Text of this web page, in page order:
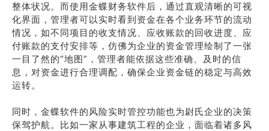
整体状况。而使用金蝶财务软件后，通过直观清晰的可视
化界面，管理者可以实时看到资金在各个业务环节的流动
情况，如不同项目的收支情况、应收账款的回收进度、应
付账款的支付安排等，仿佛为企业的资金管理绘制了一张
一目了然的“地图”，管理者能依据这些准确、及时的信
息，对资金进行合理调配，确保企业资金链的稳定与高效
运转。
同时，金蝶软件的风险实时管控功能也为尉氏企业的决策
保驾护航。比如一家从事建筑工程的企业，面临着诸多风